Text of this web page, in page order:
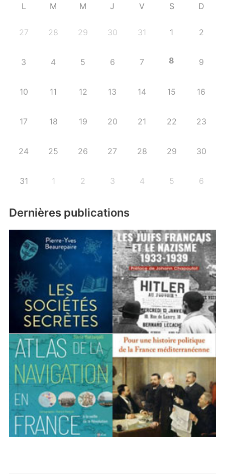
L M M J V S D
27 28 29 30 31 1 2
3 4 5 6 7 8 9
10 11 12 13 14 15 16
17 18 19 20 21 22 23
24 25 26 27 28 29 30
31 1 2 3 4 5 6
Dernières publications